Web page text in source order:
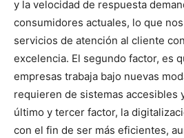
y la velocidad de respuesta
consumidores actuales, lo que
servicios de atención al cliente
excelencia. El segundo factor, es
empresas trabaja bajo nuevas
requieren de sistemas accesibles
último y tercer factor, la
con el fin de ser más eficientes,